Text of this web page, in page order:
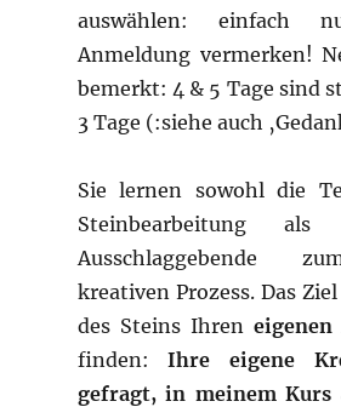
auswählen: einfach
Anmeldung vermerken!
bemerkt: 4 & 5 Tage sind
3 Tage (:siehe auch
Sie lernen sowohl die
Steinbearbeitung
Ausschlaggebende
kreativen Prozess. Das
des Steins Ihreneigenen
finden:Ihre eigene
gefragt, in meinem